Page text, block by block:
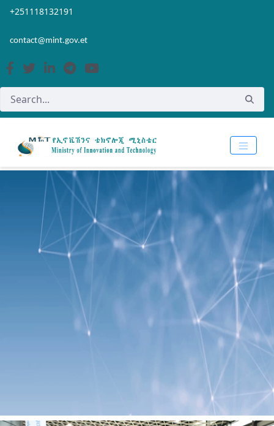
Skip to Main Content
Open Accessibility Menu
+251118132191
contact@mint.gov.et